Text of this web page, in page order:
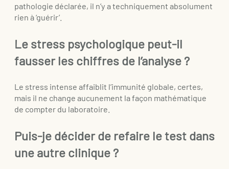
pathologie déclarée, il n’y a techniquement absolument
rien à ‘guérir’.
Le stress psychologique peut-il
fausser les chiffres de l’analyse ?
Le stress intense affaiblit l’immunité globale, certes,
mais il ne change aucunement la façon mathématique
de compter du laboratoire.
Puis-je décider de refaire le test dans
une autre clinique ?